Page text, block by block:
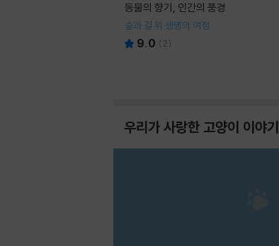
동물의 향기, 인간의 풍경
숲과 길 위 생명의 여정
9.0 ( 2)
우리가 사랑한 고양이 이야기